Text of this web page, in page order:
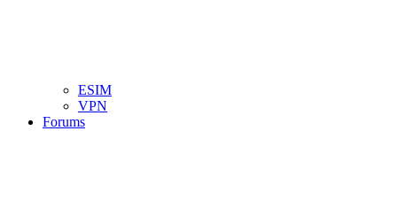
ESIM
VPN
Forums